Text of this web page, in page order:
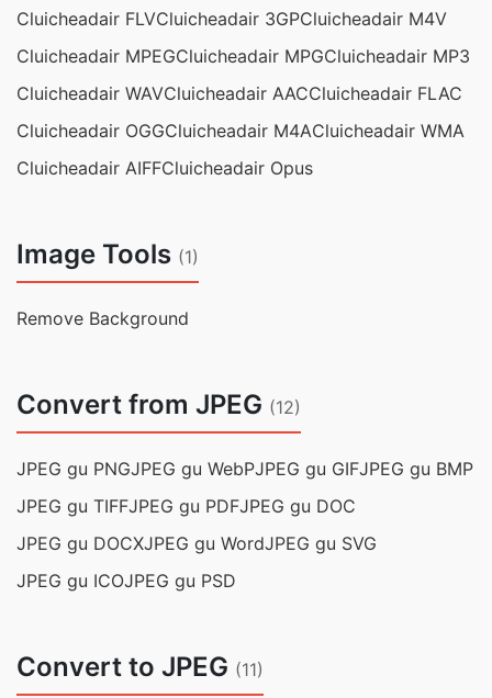
Cluicheadair FLVCluicheadair 3GPCluicheadair M4V
Cluicheadair MPEGCluicheadair MPGCluicheadair MP3
Cluicheadair WAVCluicheadair AACCluicheadair FLAC
Cluicheadair OGGCluicheadair M4ACluicheadair WMA
Cluicheadair AIFFCluicheadair Opus
Image Tools (1)
Remove Background
Convert from JPEG (12)
JPEG gu PNGJPEG gu WebPJPEG gu GIFJPEG gu BMP
JPEG gu TIFFJPEG gu PDFJPEG gu DOC
JPEG gu DOCXJPEG gu WordJPEG gu SVG
JPEG gu ICOJPEG gu PSD
Convert to JPEG (11)